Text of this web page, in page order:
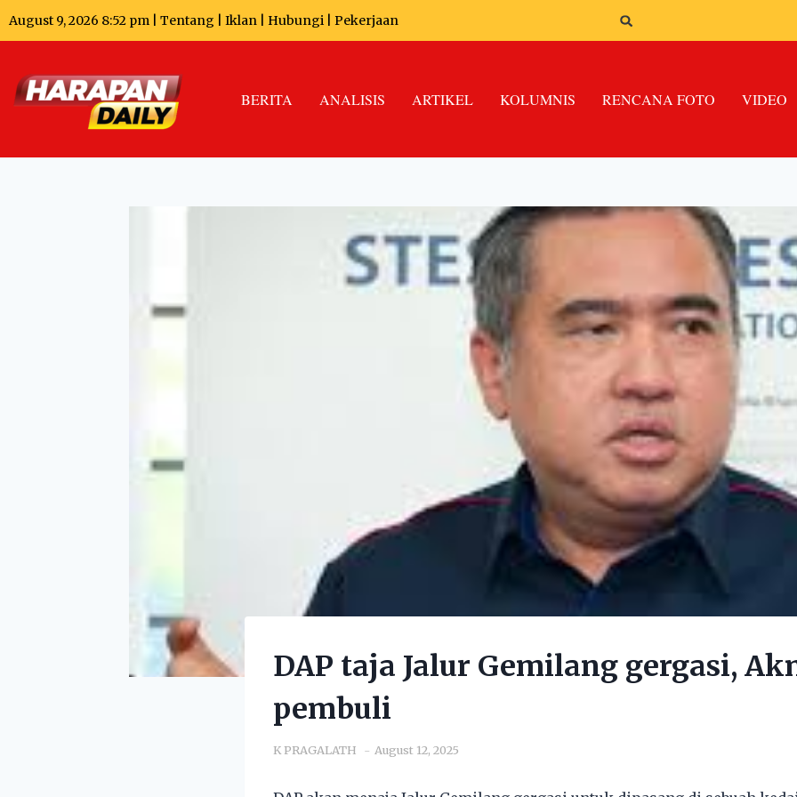
August 9, 2026 8:52 pm | Tentang Iklan Hubungi Pekerjaan
BERITA ANALISIS ARTIKEL KOLUMNIS RENCANA FOTO VIDEO
DAP taja Jalur Gemilang gergasi,
pembuli
K PRAGALATH August 12, 2025